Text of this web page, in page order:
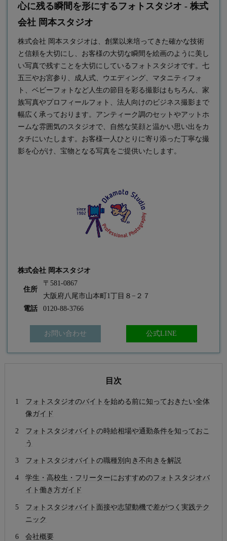
心に残る瞬間を形にするフォトスタジオ - 株式
会社 岡本スタジオ
株式会社 岡本スタジオは、創業以来培ってきた確かな技術
と信頼を大切にし、お客様の大切な瞬間を絵画のように美し
い写真で残すことを大切にしている フォトスタジオです。七
五三やお宮参り、成人式、ウエディング、マタニティフォ
ト、ベビーフォトなど人生の節目を彩る撮影はもちろん、家
族写真やプロフィールフォト、法人向けのビジネス撮影まで
幅広く承っております。アンティーク調のセットやアットホ
ームな雰囲気のスタジオで、自然な笑顔と温かい思い出をカ
タチにいたします。お客様一人ひとりに寄り添った丁寧な撮
影を心がけ、宝物となる写真をご提供いたします。
株式会社 岡本スタジオ
住所
〒581-0867
大阪府八尾市山本町1丁目８−２７
電話
0120-88-3766
お問い合わせ 公式LINE
目次
フォトスタジオのバイトを始める前に知っておきたい全体
像ガイド
フォトスタジオバイトの時給相場や通勤条件を知っておこ
う
フォトスタジオバイトの職種別向き不向きを解説
学生・高校生・フリーターにおすすめのフォトスタジオバ
イト働き方ガイド
フォトスタジオバイト面接や志望動機で差がつく実践テク
ニック
会社概要